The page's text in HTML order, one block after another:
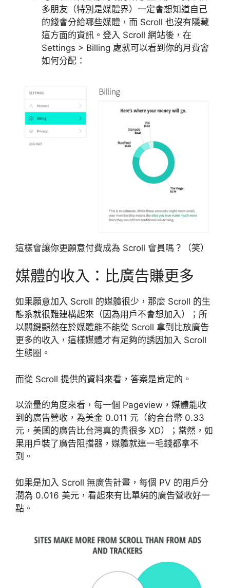
多朋友（特別是媒體界）一定會想知道自己
的錢會分給哪些媒體，而 Scroll 也沒有隱藏
這方面的資訊。登入 Scroll 網站後，在
Settings > Billing 處就可以看到你的月費會
如何分配：
這樣會讓你更願意付費成為 Scroll 會員嗎？（笑）
媒體的收入：比廣告賺更多
如果願意加入 Scroll 的媒體很少，那麼 Scroll 的生
態系就很難建構起來（因為用戶不會想加入）；所
以關鍵顯然在於媒體能不能從 Scroll 拿到比放廣告
更多的收入，這樣媒體才有足夠的誘因加入 Scroll
生態圈。
而從 Scroll 提供的資料來看，答案是肯定的。
以流量的角度來看，每一個 Pageview，媒體能收
到的廣告營收，為美金 0.011 元（約合台幣 0.33
元，美國的廣告比台灣真的貴很多 XD）；當然，如
果用戶裝了廣告阻擋器，媒體就連一毛錢都拿不
到。
如果是加入 Scroll 無廣告計畫，每個 PV 的用戶分
潤為 0.016 美元，看起來有比單純的廣告營收好一
點。